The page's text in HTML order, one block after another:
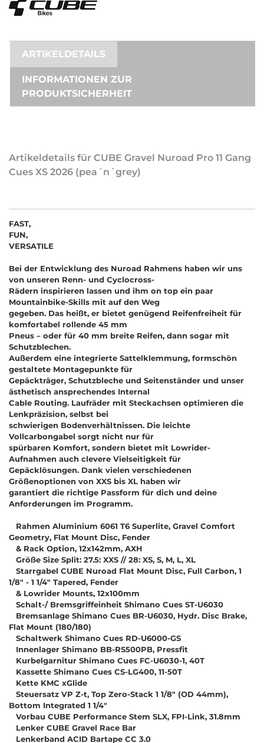
ARTIKELDETAILS
INFORMATIONEN ZUR
PRODUKTSICHERHEIT
Artikeldetails für CUBE Gravel Nuroad Pro 11 Gang
Cues XS 2026 (pea´n´grey)
FAST,
FUN,
VERSATILE
Bei der Entwicklung des Nuroad Rahmens haben wir uns
von unseren Renn- und Cyclocross-
Rädern inspirieren lassen und ihm on top ein paar
Mountainbike-Skills mit auf den Weg
gegeben. Das heißt, er bietet genügend Reifenfreiheit für
komfortabel rollende 45 mm
Pneus – oder für 40 mm breite Reifen, dann sogar mit
Schutzblechen.
Außerdem eine integrierte Sattelklemmung, formschön
gestaltete Montagepunkte für
Gepäckträger, Schutzbleche und Seitenständer und unser
ästhetisch ansprechendes Internal
Cable Routing. Laufräder mit Steckachsen optimieren die
Lenkpräzision, selbst bei
schwierigen Bodenverhältnissen. Die leichte
Vollcarbongabel sorgt nicht nur für
spürbaren Komfort, sondern bietet mit Lowrider-
Aufnahmen auch clevere Vielseitigkeit für
Gepäcklösungen. Dank vielen verschiedenen
Größenoptionen von XXS bis XL haben wir
garantiert die richtige Passform für dich und deine
Anforderungen im Programm.
Rahmen Aluminium 6061 T6 Superlite, Gravel Comfort
Geometry, Flat Mount Disc, Fender
& Rack Option, 12x142mm, AXH
Größe Size Split: 27.5: XXS // 28: XS, S, M, L, XL
Starrgabel CUBE Nuroad Flat Mount Disc, Full Carbon, 1
1/8" - 1 1/4" Tapered, Fender
& Lowrider Mounts, 12x100mm
Schalt-/ Bremsgriffeinheit Shimano Cues ST-U6030
Bremsanlage Shimano Cues BR-U6030, Hydr. Disc Brake,
Flat Mount (180/180)
Schaltwerk Shimano Cues RD-U6000-GS
Innenlager Shimano BB-RS500PB, Pressfit
Kurbelgarnitur Shimano Cues FC-U6030-1, 40T
Kassette Shimano Cues CS-LG400, 11-50T
Kette KMC xGlide
Steuersatz VP Z-t, Top Zero-Stack 1 1/8" (OD 44mm),
Bottom Integrated 1 1/4"
Vorbau CUBE Performance Stem SLX, FPI-Link, 31.8mm
Lenker CUBE Gravel Race Bar
Lenkerband ACID Bartape CC 3.0